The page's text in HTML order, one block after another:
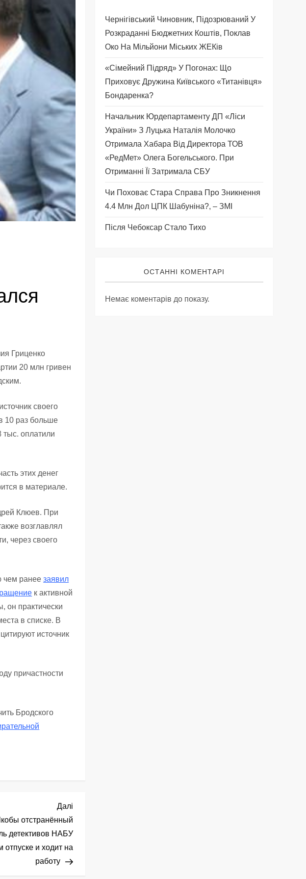
Гриценко
20 млн гривен
своего
10 раз больше
оплатили
этих денег
в материале.
Клюев. При
возглавлял
через своего
чем ранеезаявил
к активной
он практически
в списке. В
источник
причастности
Бродского
Наступний
запис
Далі
отстранённый
детективов НАБУ
и ходит на
работу
Чернігівський Чиновник, Підозрюваний У
Розкраданні Бюджетних Коштів, Поклав
Око На Мільйони Міських ЖЕКів
«Сімейний Підряд» У Погонах: Що
Приховує Дружина Київського «титанівця»
Бондаренка?
Начальник Юрдепартаменту ДП «Ліси
України» З Луцька Наталія Молочко
Отримала Хабара Від Директора ТОВ
«РедМет» Олега Богельського. При
Отриманні Її Затримала СБУ
Чи Поховає Стара Справа Про Зникнення
4.4 Млн Дол ЦПК Шабуніна?, – ЗМІ
Після Чебоксар Стало Тихо
ОСТАННІ КОМЕНТАРІ
Немає коментарів до показу.